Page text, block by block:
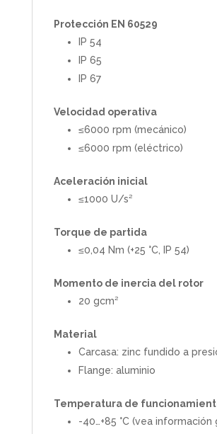
Protección EN 60529
IP 54
IP 65
IP 67
Velocidad operativa
≤6000 rpm (mecánico)
≤6000 rpm (eléctrico)
Aceleración inicial
≤1000 U/s²
Torque de partida
≤0,04 Nm (+25 °C, IP 54)
Momento de inercia del rotor
20 gcm²
Material
Carcasa: zinc fundido a
Flange: aluminio
Temperatura de
-40…+85 °C (vea información